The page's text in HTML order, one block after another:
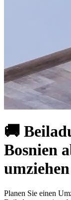
🚚
Bosnien
umziehen
Planen Sie einen